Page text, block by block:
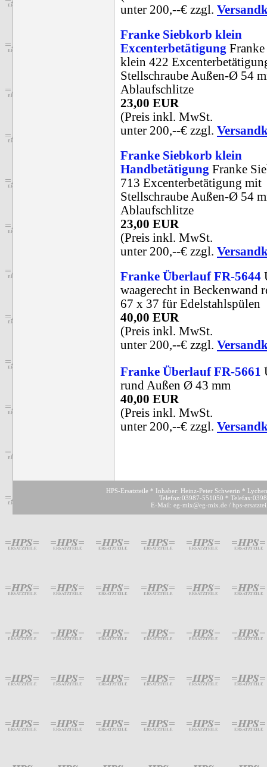
unter 200,--€ zzgl.
Franke Siebkorb klein
Excenterbetätigung
klein 422
Stellschraube Außen-Ø 54
Ablaufschlitze
23,00 EUR
(Preis inkl. MwSt.
unter 200,--€ zzgl.
Franke Siebkorb klein
Handbetätigung Franke
713 Excenterbetätigung mit
Stellschraube Außen-Ø 54
Ablaufschlitze
23,00 EUR
(Preis inkl. MwSt.
unter 200,--€ zzgl.
Franke Überlauf FR-5644
waagerecht in Beckenwand
67 x 37 für Edelstahlspülen
40,00 EUR
(Preis inkl. MwSt.
unter 200,--€ zzgl.
Franke Überlauf FR-5661
rund Außen Ø 43 mm
40,00 EUR
(Preis inkl. MwSt.
unter 200,--€ zzgl.
HPS-Ersatzteile * Inhaber: Heinz-Peter Schwerin *
Telefon:03987-551050 *
E-Mail: eg-mix@eg-mix.de / hps-